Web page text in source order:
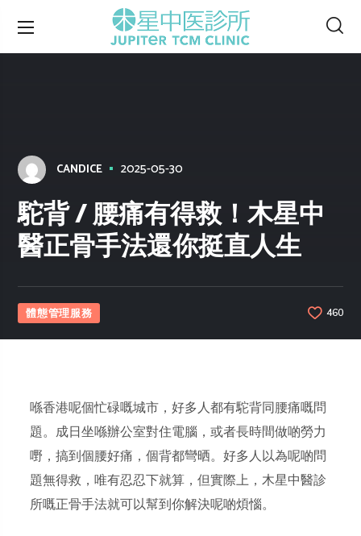
CANDICE 2025-05-30
駝背 / 腰痛有得救！木星中
醫正骨手法還你挺直人生
體態管理服務 460
喺香港呢個忙碌嘅城市，好多人都有駝背同腰痛嘅問
題。成日坐喺辦公室對住電腦，或者長時間做啲勞力
嘢，搞到個腰好痛，個背都彎晒。好多人以為呢啲問
題無得救，唯有忍忍下就算，但實際上，木星中醫診
所嘅正骨手法就可以幫到你解決呢啲煩惱。